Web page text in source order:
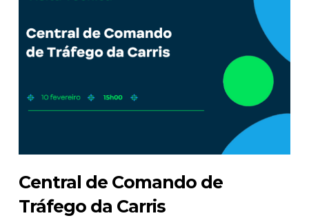
Central de Comando de
Tráfego da Carris